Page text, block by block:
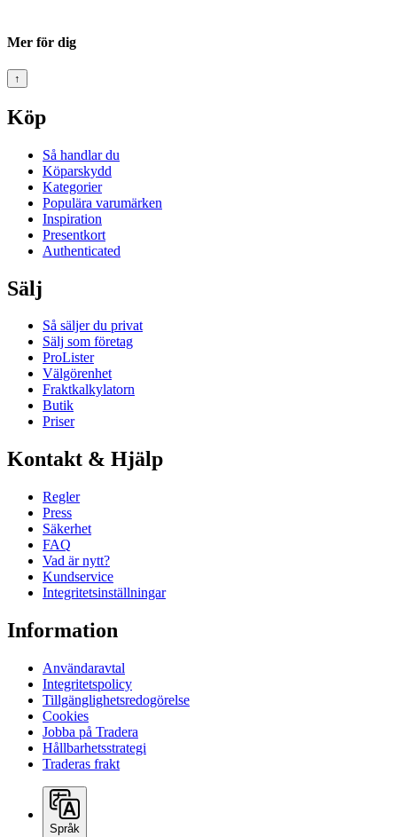
Mer för dig
↑
Köp
Så handlar du
Köparskydd
Kategorier
Populära varumärken
Inspiration
Presentkort
Authenticated
Sälj
Så säljer du privat
Sälj som företag
ProLister
Välgörenhet
Fraktkalkylatorn
Butik
Priser
Kontakt & Hjälp
Regler
Press
Säkerhet
FAQ
Vad är nytt?
Kundservice
Integritetsinställningar
Information
Användaravtal
Integritetspolicy
Tillgänglighetsredogörelse
Cookies
Jobba på Tradera
Hållbarhetsstrategi
Traderas frakt
Språk